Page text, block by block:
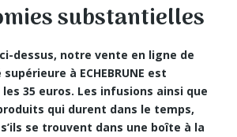
substantielles
dessus, notre vente en ligne de
à ECHEBRUNE est
35 euros. Les infusions ainsi que
qui durent dans le temps,
se trouvent dans une boîte à la